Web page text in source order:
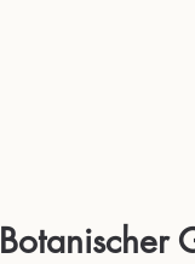
Botanischer